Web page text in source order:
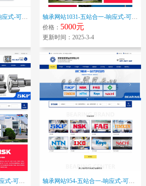
轴承网站1033-九站合一-响应式-可变更色调
轴承网站1031-五站合一-响应式-可变更色调
价格： 5000元
更新时间：2025-3-4
轴承网站992-五站合一-响应式-可变更色调
轴承网站954-五站合一-响应式-可变更色调